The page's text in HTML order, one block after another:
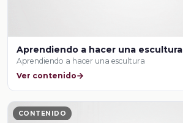
Aprendiendo a hacer una escultura
Aprendiendo a hacer una escultura
Ver contenido
CONTENIDO